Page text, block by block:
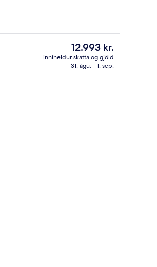
Núverandi
verð
er
12.993 kr.
inniheldur skatta og gjöld
31. ágú. - 1. sep.